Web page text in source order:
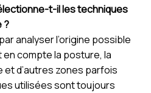
t-il les techniques
?
analyser l’origine possible
compte la posture, la
et d’autres zones parfois
utilisées sont toujours